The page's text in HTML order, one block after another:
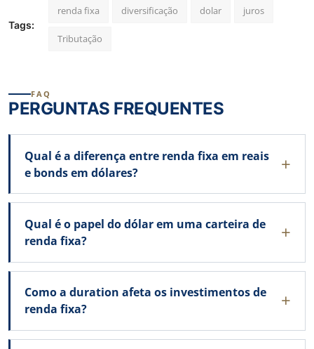
Tags:
renda fixa diversificação dolar juros
Tributação
FAQ
PERGUNTAS FREQUENTES
Qual é a diferença entre renda fixa em reais
e bonds em dólares?
Qual é o papel do dólar em uma carteira de
renda fixa?
Como a duration afeta os investimentos de
renda fixa?